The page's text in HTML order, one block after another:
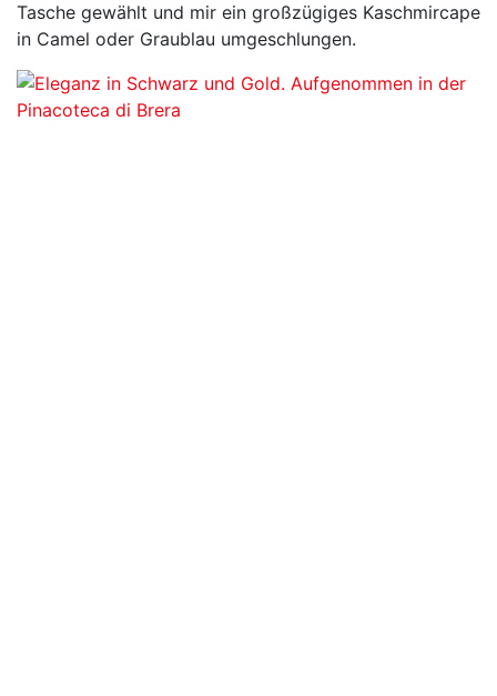
Tasche gewählt und mir ein großzügiges Kaschmircape
in Camel oder Graublau umgeschlungen.